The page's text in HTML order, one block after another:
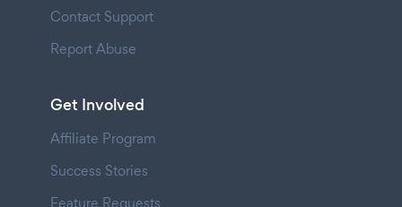
Contact Support
Report Abuse
Get Involved
Affiliate Program
Success Stories
Feature Requests